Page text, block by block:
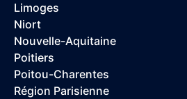
Limoges
Niort
Nouvelle-Aquitaine
Poitiers
Poitou-Charentes
Région Parisienne